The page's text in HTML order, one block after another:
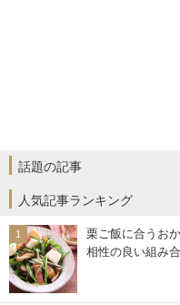
話題の記事
人気記事ランキング
栗ご飯に合うお
相性の良い組み